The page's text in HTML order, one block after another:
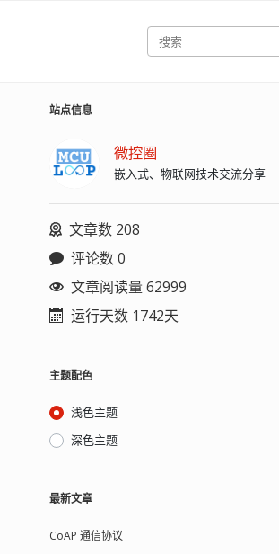
站点信息
微控圈
嵌入式、物联网技术交流分享
文章数 208
评论数 0
文章阅读量 62999
运行天数 1742天
主题配色
浅色主题
深色主题
最新文章
CoAP 通信协议